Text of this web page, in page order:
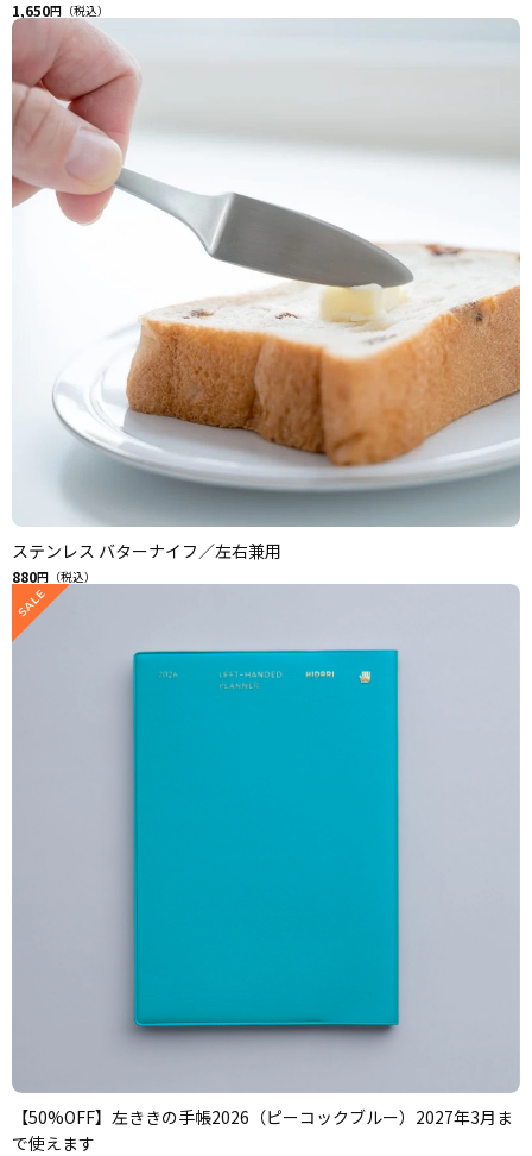
1,650円（税込）
ステンレス バターナイフ／左右兼用
880円（税込）
【50%OFF】左ききの手帳2026（ピーコックブルー）2027年3月ま
で使えます